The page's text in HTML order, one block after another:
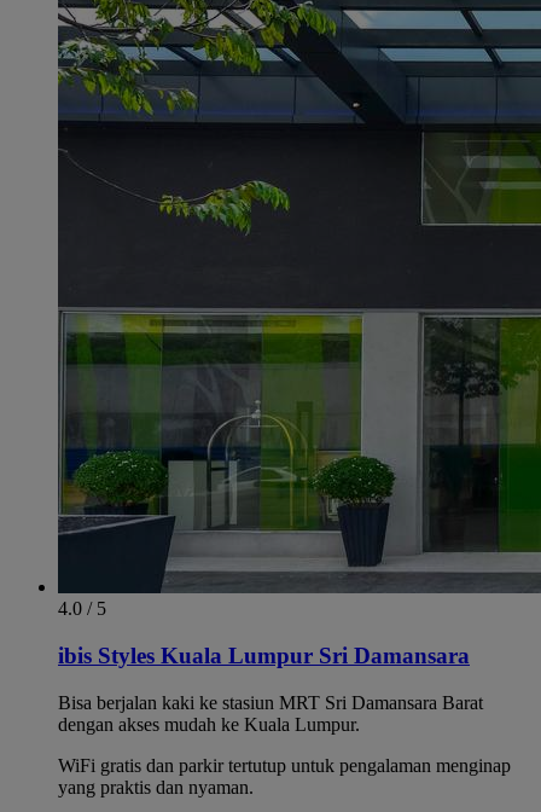
4.0 / 5
ibis Styles Kuala Lumpur Sri Damansara
Bisa berjalan kaki ke stasiun MRT Sri Damansara Barat
dengan akses mudah ke Kuala Lumpur.
WiFi gratis dan parkir tertutup untuk pengalaman menginap
yang praktis dan nyaman.